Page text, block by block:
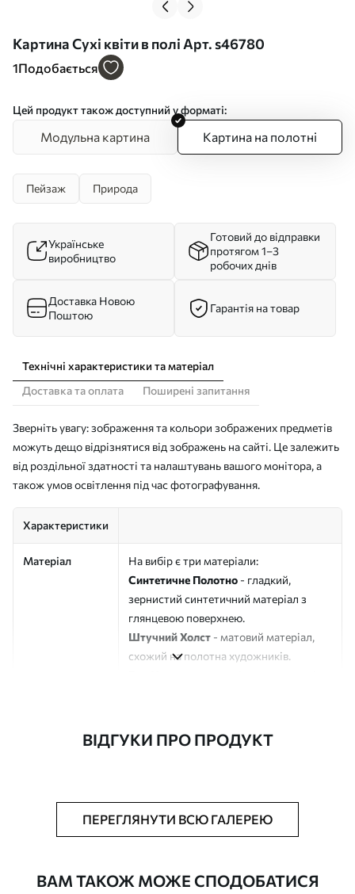
Картина Сухі квіти в полі Арт. s46780
1Подобається
Цей продукт також доступний у форматі:
Модульна картина Картина на полотні
Пейзаж Природа
Українське
виробництво
Готовий до відправки
протягом 1–3
робочих днів
Доставка Новою
Поштою
Гарантія на товар
Технічні характеристики та матеріал
Доставка та оплата
Поширені запитання
Зверніть увагу: зображення та кольори зображених предметів
можуть дещо відрізнятися від зображень на сайті. Це залежить
від роздільної здатності та налаштувань вашого монітора, а
також умов освітлення під час фотографування.
Характеристики
Матеріал
На вибір є три матеріали:
Синтетичне Полотно - гладкий,
зернистий синтетичний матеріал з
глянцевою поверхнею.
Штучний Холст - матовий матеріал,
схожий на полотна художників.
Додатково Можна додати лакове покриття.
ВІДГУКИ ПРО ПРОДУКТ
ПЕРЕГЛЯНУТИ ВСЮ ГАЛЕРЕЮ
ВАМ ТАКОЖ МОЖЕ СПОДОБАТИСЯ